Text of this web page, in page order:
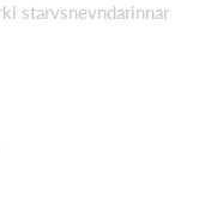
starvsnevndarinnar